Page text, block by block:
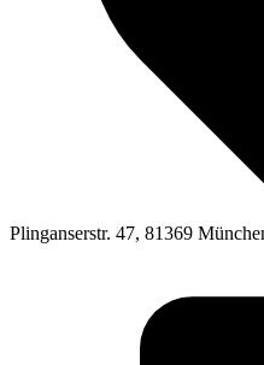
Plinganserstr. 47, 81369